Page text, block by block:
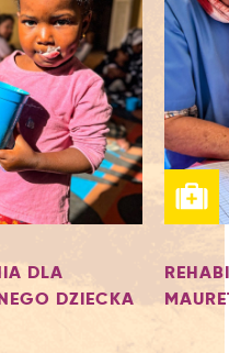
DLA
DZIECKA